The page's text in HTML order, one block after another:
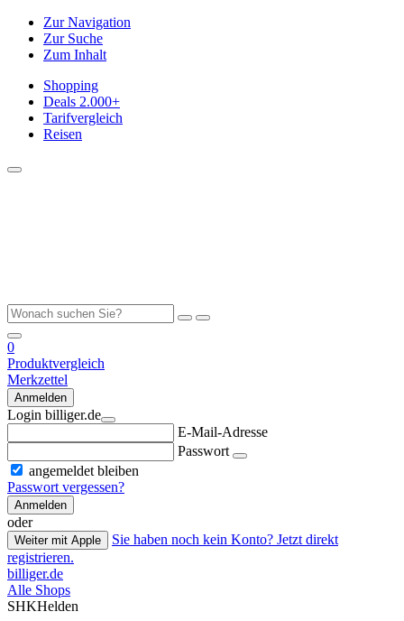
Zur Navigation
Zur Suche
Zum Inhalt
Shopping
Deals 2.000+
Tarifvergleich
Reisen
0
Produktvergleich
Merkzettel
Anmelden
Login billiger.de
E-Mail-Adresse
Passwort
angemeldet bleiben
Passwort vergessen?
Anmelden
oder
Weiter mit Apple
Sie haben noch kein Konto? Jetzt direkt
registrieren.
billiger.de
Alle Shops
SHKHelden